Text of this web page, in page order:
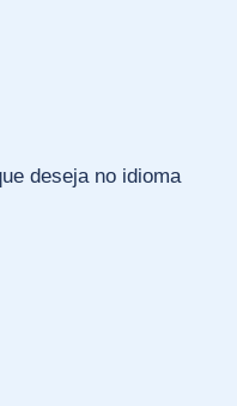
deseja no idioma